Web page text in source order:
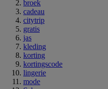
broek
cadeau
citytrip
gratis
jas
kleding
korting
kortingscode
lingerie
mode